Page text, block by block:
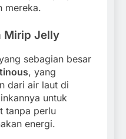
mereka.
Mirip Jelly
sebagian besar
, yang
dari air laut di
untuk
tanpa perlu
energi.